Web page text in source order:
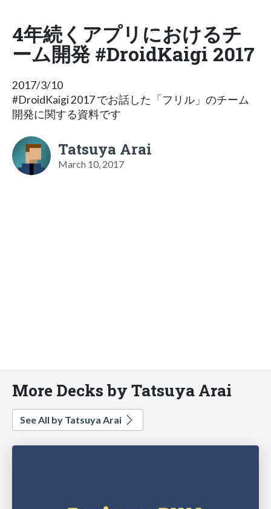
4年続くアプリにおけるチ
ーム開発 #DroidKaigi 2017
2017/3/10
#DroidKaigi 2017 でお話した「フリル」のチーム
開発に関する資料です
Tatsuya Arai
March 10, 2017
More Decks by Tatsuya Arai
See All by Tatsuya Arai